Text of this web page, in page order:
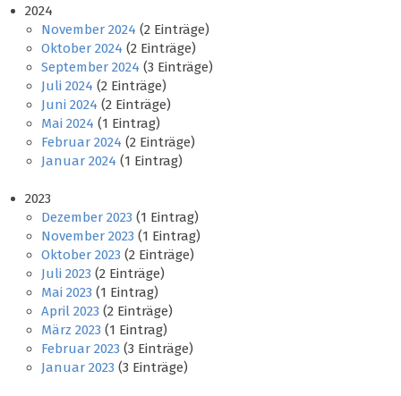
2024
November 2024 (2 Einträge)
Oktober 2024 (2 Einträge)
September 2024 (3 Einträge)
Juli 2024 (2 Einträge)
Juni 2024 (2 Einträge)
Mai 2024 (1 Eintrag)
Februar 2024 (2 Einträge)
Januar 2024 (1 Eintrag)
2023
Dezember 2023 (1 Eintrag)
November 2023 (1 Eintrag)
Oktober 2023 (2 Einträge)
Juli 2023 (2 Einträge)
Mai 2023 (1 Eintrag)
April 2023 (2 Einträge)
März 2023 (1 Eintrag)
Februar 2023 (3 Einträge)
Januar 2023 (3 Einträge)